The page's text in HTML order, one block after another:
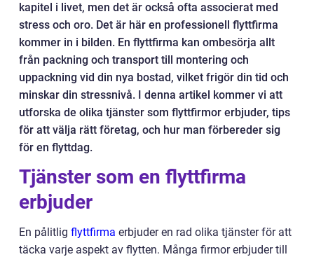
kapitel i livet, men det är också ofta associerat med
stress och oro. Det är här en professionell flyttfirma
kommer in i bilden. En flyttfirma kan ombesörja allt
från packning och transport till montering och
uppackning vid din nya bostad, vilket frigör din tid och
minskar din stressnivå. I denna artikel kommer vi att
utforska de olika tjänster som flyttfirmor erbjuder, tips
för att välja rätt företag, och hur man förbereder sig
för en flyttdag.
Tjänster som en flyttfirma
erbjuder
En pålitlig flyttfirma erbjuder en rad olika tjänster för att
täcka varje aspekt av flytten. Många firmor erbjuder till